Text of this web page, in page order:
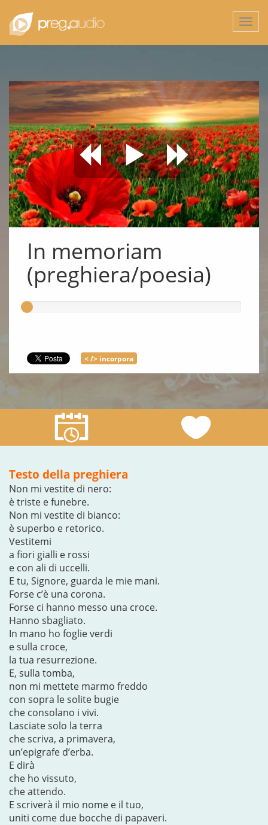
In memoriam
(preghiera/poesia)
< /> incorpora
Testo della preghiera
Non mi vestite di nero:
è triste e funebre.
Non mi vestite di bianco:
è superbo e retorico.
Vestitemi
a fiori gialli e rossi
e con ali di uccelli.
E tu, Signore, guarda le mie mani.
Forse c’è una corona.
Forse ci hanno messo una croce.
Hanno sbagliato.
In mano ho foglie verdi
e sulla croce,
la tua resurrezione.
E, sulla tomba,
non mi mettete marmo freddo
con sopra le solite bugie
che consolano i vivi.
Lasciate solo la terra
che scriva, a primavera,
un’epigrafe d’erba.
E dirà
che ho vissuto,
che attendo.
E scriverà il mio nome e il tuo,
uniti come due bocche di papaveri.